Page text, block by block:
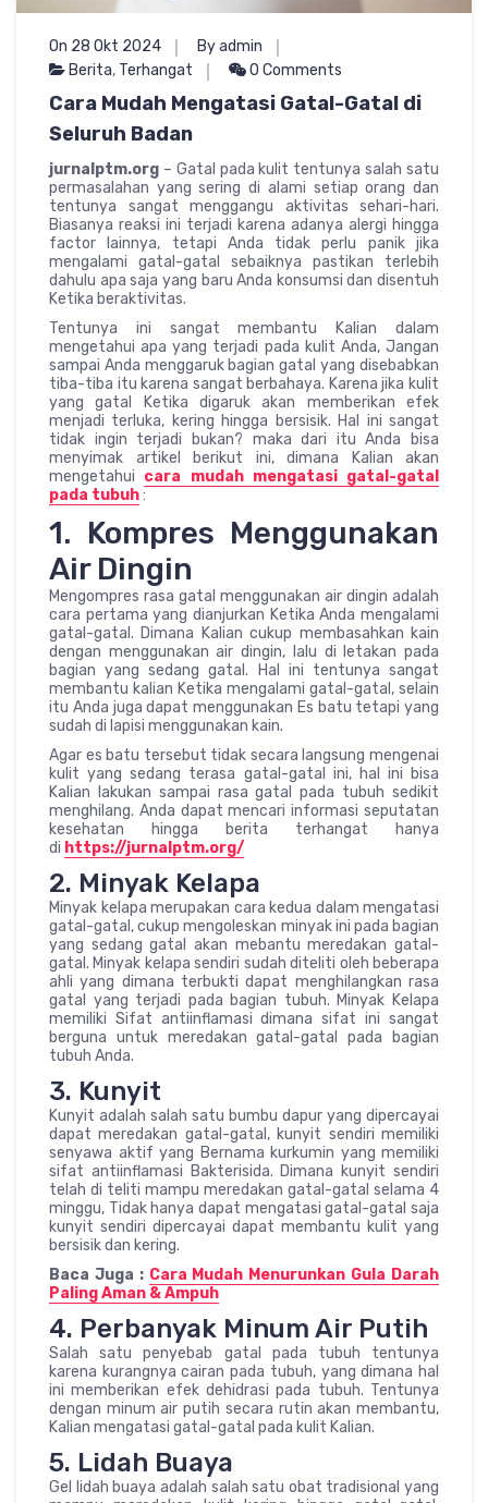
On 28 Okt 2024
By admin
Berita, Terhangat 0 Comments
Cara Mudah Mengatasi Gatal-Gatal di
Seluruh Badan
jurnalptm.org – Gatal pada kulit tentunya salah satu
permasalahan yang sering di alami setiap orang dan
tentunya sangat menggangu aktivitas sehari-hari.
Biasanya reaksi ini terjadi karena adanya alergi hingga
factor lainnya, tetapi Anda tidak perlu panik jika
mengalami gatal-gatal sebaiknya pastikan terlebih
dahulu apa saja yang baru Anda konsumsi dan disentuh
Ketika beraktivitas.
Tentunya ini sangat membantu Kalian dalam
mengetahui apa yang terjadi pada kulit Anda, Jangan
sampai Anda menggaruk bagian gatal yang disebabkan
tiba-tiba itu karena sangat berbahaya. Karena jika kulit
yang gatal Ketika digaruk akan memberikan efek
menjadi terluka, kering hingga bersisik. Hal ini sangat
tidak ingin terjadi bukan? maka dari itu Anda bisa
menyimak artikel berikut ini, dimana Kalian akan
mengetahui cara mudah mengatasi gatal-gatal
pada tubuh:
1. Kompres Menggunakan
Air Dingin
Mengompres rasa gatal menggunakan air dingin adalah
cara pertama yang dianjurkan Ketika Anda mengalami
gatal-gatal. Dimana Kalian cukup membasahkan kain
dengan menggunakan air dingin, lalu di letakan pada
bagian yang sedang gatal. Hal ini tentunya sangat
membantu kalian Ketika mengalami gatal-gatal, selain
itu Anda juga dapat menggunakan Es batu tetapi yang
sudah di lapisi menggunakan kain.
Agar es batu tersebut tidak secara langsung mengenai
kulit yang sedang terasa gatal-gatal ini, hal ini bisa
Kalian lakukan sampai rasa gatal pada tubuh sedikit
menghilang. Anda dapat mencari informasi seputatan
kesehatan hingga berita terhangat hanya
di https://jurnalptm.org/
2. Minyak Kelapa
Minyak kelapa merupakan cara kedua dalam mengatasi
gatal-gatal, cukup mengoleskan minyak ini pada bagian
yang sedang gatal akan mebantu meredakan gatal-
gatal. Minyak kelapa sendiri sudah diteliti oleh beberapa
ahli yang dimana terbukti dapat menghilangkan rasa
gatal yang terjadi pada bagian tubuh. Minyak Kelapa
memiliki Sifat antiinflamasi dimana sifat ini sangat
berguna untuk meredakan gatal-gatal pada bagian
tubuh Anda.
3. Kunyit
Kunyit adalah salah satu bumbu dapur yang dipercayai
dapat meredakan gatal-gatal, kunyit sendiri memiliki
senyawa aktif yang Bernama kurkumin yang memiliki
sifat antiinflamasi Bakterisida. Dimana kunyit sendiri
telah di teliti mampu meredakan gatal-gatal selama 4
minggu, Tidak hanya dapat mengatasi gatal-gatal saja
kunyit sendiri dipercayai dapat membantu kulit yang
bersisik dan kering.
Baca Juga : Cara Mudah Menurunkan Gula Darah
Paling Aman & Ampuh
4. Perbanyak Minum Air Putih
Salah satu penyebab gatal pada tubuh tentunya
karena kurangnya cairan pada tubuh, yang dimana hal
ini memberikan efek dehidrasi pada tubuh. Tentunya
dengan minum air putih secara rutin akan membantu,
Kalian mengatasi gatal-gatal pada kulit Kalian.
5. Lidah Buaya
Gel lidah buaya adalah salah satu obat tradisional yang